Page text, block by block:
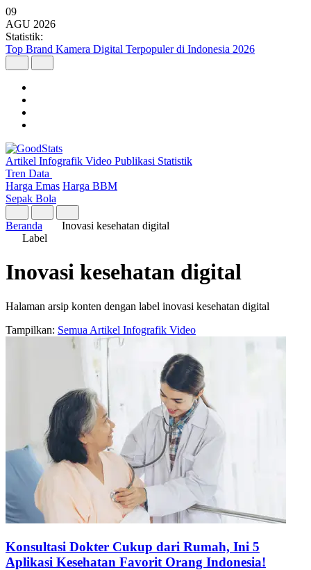
09
AGU 2026
Statistik:
Top Brand Kamera Digital Terpopuler di Indonesia 2026
Artikel Infografik Video Publikasi Statistik
Tren Data
Harga Emas Harga BBM
Sepak Bola
Beranda
Inovasi kesehatan digital
Label
Inovasi kesehatan digital
Halaman arsip konten dengan label inovasi kesehatan digital
Tampilkan: Semua Artikel Infografik Video
Konsultasi Dokter Cukup dari Rumah, Ini 5
Aplikasi Kesehatan Favorit Orang Indonesia!